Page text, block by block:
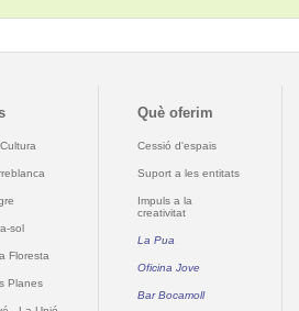
sol
Floresta
Planes
Què oferim
Cessió d'espais
Suport a les entitats
Impuls a la
creativitat
La Pua
Oficina Jove
Bar Bocamoll